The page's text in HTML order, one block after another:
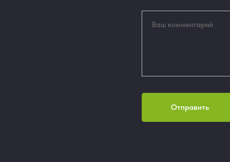
Отправить